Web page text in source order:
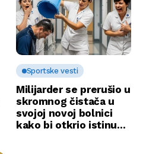
Sportske vesti
Milijarder se prerušio u
skromnog čistača u
svojoj novoj bolnici
kako bi otkrio istinu…